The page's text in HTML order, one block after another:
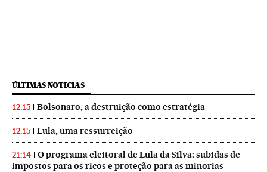
ÚLTIMAS NOTICIAS
12:15 Bolsonaro, a destruição como estratégia
12:15 Lula, uma ressurreição
21:14
O programa eleitoral de Lula da Silva: subidas de
impostos para os ricos e proteção para as minorias